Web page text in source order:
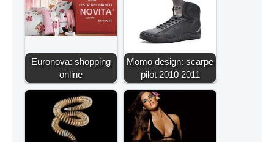
Euronova: shopping
online
Momo design: scarpe
pilot 2010 2011